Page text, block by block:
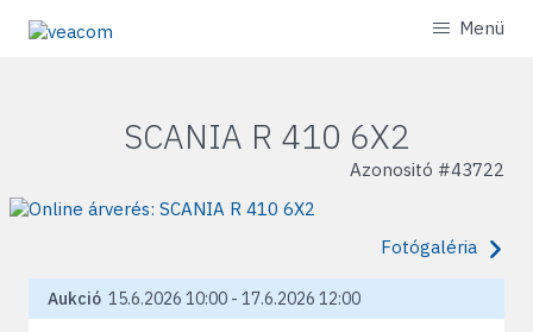
Menü
SCANIA R 410 6X2
Azonositó #43722
Fotógaléria
Aukció 15.6.2026 10:00 - 17.6.2026 12:00